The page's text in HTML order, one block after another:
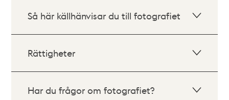
Så här källhänvisar du till fotografiet
Rättigheter
Har du frågor om fotografiet?